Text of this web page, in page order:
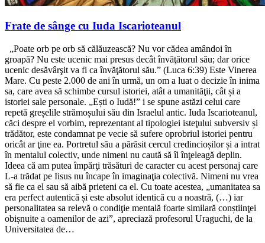
Frate de sânge cu Iuda Iscarioteanul
„Poate orb pe orb să călăuzească? Nu vor cădea amândoi în
groapă? Nu este ucenic mai presus decât învăţătorul său; dar orice
ucenic desăvârşit va fi ca învăţătorul său.” (Luca 6:39) Este Vinerea
Mare. Cu peste 2.000 de ani în urmă, un om a luat o decizie în inima
sa, care avea să schimbe cursul istoriei, atât a umanităţii, cât și a
istoriei sale personale. „Ești o Iudă!” i se spune astăzi celui care
repetă greșelile strămoșului său din Israelul antic. Iuda Iscarioteanul,
căci despre el vorbim, reprezentant al tipologiei isteţului subversiv și
trădător, este condamnat pe vecie să sufere oprobriul istoriei pentru
oricât ar ţine ea. Portretul său a părăsit cercul credincioșilor și a intrat
în mentalul colectiv, unde nimeni nu caută să îl înţeleagă deplin.
Ideea că am putea împărţi trăsături de caracter cu acest personaj care
L-a trădat pe Iisus nu încape în imaginaţia colectivă. Nimeni nu vrea
să fie ca el sau să aibă prieteni ca el. Cu toate acestea, „umanitatea sa
era perfect autentică și este absolut identică cu a noastră, (…) iar
personalitatea sa relevă o condiţie mentală foarte similară conștiinţei
obișnuite a oamenilor de azi”, apreciază profesorul Uraguchi, de la
Universitatea de…